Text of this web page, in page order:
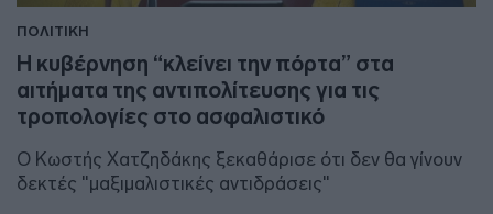
ΠΟΛΙΤΙΚΗ
Η κυβέρνηση “κλείνει την πόρτα” στα
αιτήματα της αντιπολίτευσης για τις
τροπολογίες στο ασφαλιστικό
Ο Κωστής Χατζηδάκης ξεκαθάρισε ότι δεν θα γίνουν
δεκτές "μαξιμαλιστικές αντιδράσεις"